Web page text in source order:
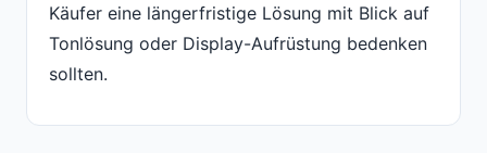
Käufer eine längerfristige Lösung mit Blick auf
Tonlösung oder Display-Aufrüstung bedenken
sollten.